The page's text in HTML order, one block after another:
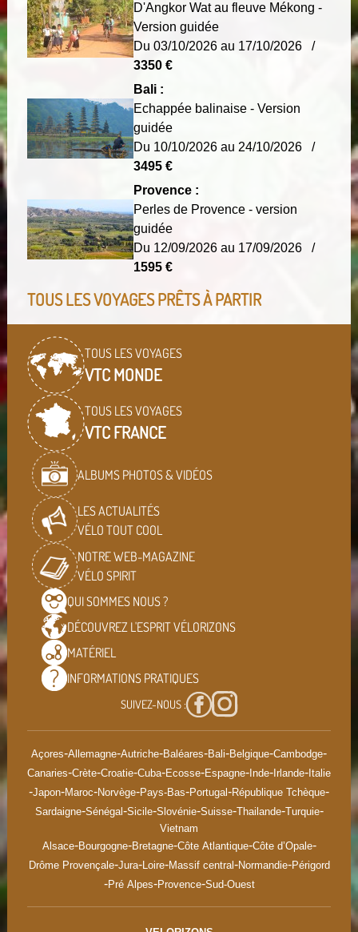
D'Angkor Wat au fleuve Mékong -
Version guidée
Du 03/10/2026 au 17/10/2026 /
3350 €
Bali :
Echappée balinaise - Version
guidée
Du 10/10/2026 au 24/10/2026 /
3495 €
Provence :
Perles de Provence - version
guidée
Du 12/09/2026 au 17/09/2026 /
1595 €
TOUS LES VOYAGES PRÊTS À PARTIR
TOUS LES VOYAGES
VTC MONDE
TOUS LES VOYAGES
VTC FRANCE
ALBUMS PHOTOS & VIDÉOS
LES ACTUALITÉS
VÉLO TOUT COOL
NOTRE WEB-MAGAZINE
VÉLO SPIRIT
QUI SOMMES NOUS ?
DÉCOUVREZ L'ESPRITVÉLORIZONS
MATÉRIEL
INFORMATIONS PRATIQUES
SUIVEZ-NOUS :
Açores-Allemagne-Autriche-Baléares-Bali-Belgique-Cambodge-
Canaries-Crète-Croatie-Cuba-Ecosse-Espagne-Inde-Irlande-Italie
-Japon-Maroc-Norvège-Pays-Bas-Portugal-République Tchèque-
Sardaigne-Sénégal-Sicile-Slovénie-Suisse-Thailande-Turquie-
Vietnam
Alsace-Bourgogne-Bretagne-Côte Atlantique-Côte d’Opale-
Drôme Provençale-Jura-Loire-Massif central-Normandie-Périgord
-Pré Alpes-Provence-Sud-Ouest